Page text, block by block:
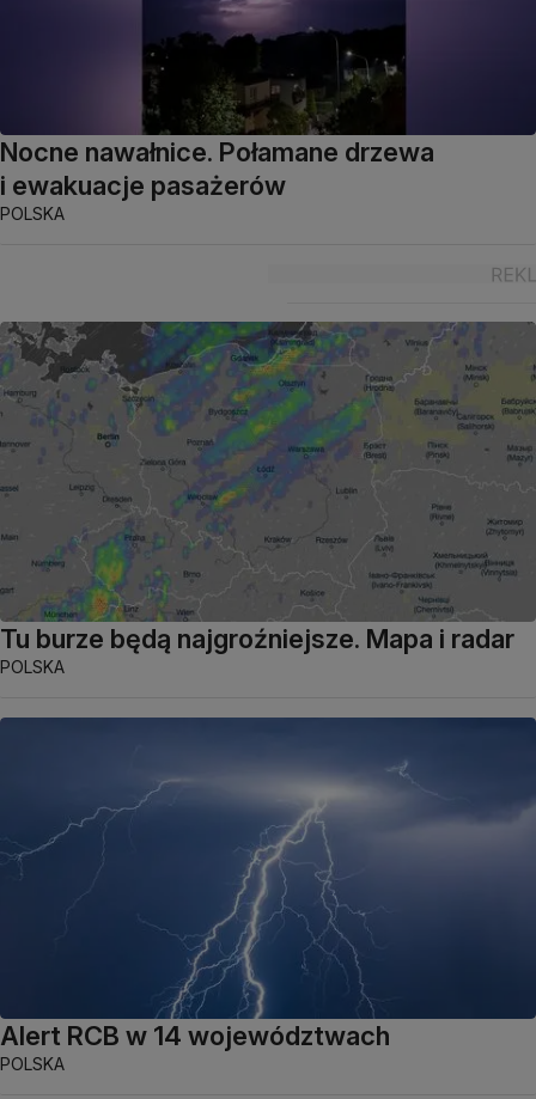
Nocne nawałnice. Połamane drzewa
i ewakuacje pasażerów
POLSKA
Tu burze będą najgroźniejsze. Mapa i radar
POLSKA
Alert RCB w 14 województwach
POLSKA